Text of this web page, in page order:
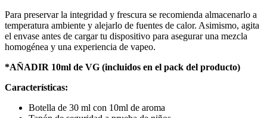
Para preservar la integridad y frescura se recomienda almacenarlo a
temperatura ambiente y alejarlo de fuentes de calor. Asimismo, agita
el envase antes de cargar tu dispositivo para asegurar una mezcla
homogénea y una experiencia de vapeo.
*AÑADIR 10ml de VG (incluidos en el pack del producto)
Características:
Botella de 30 ml con 10ml de aroma